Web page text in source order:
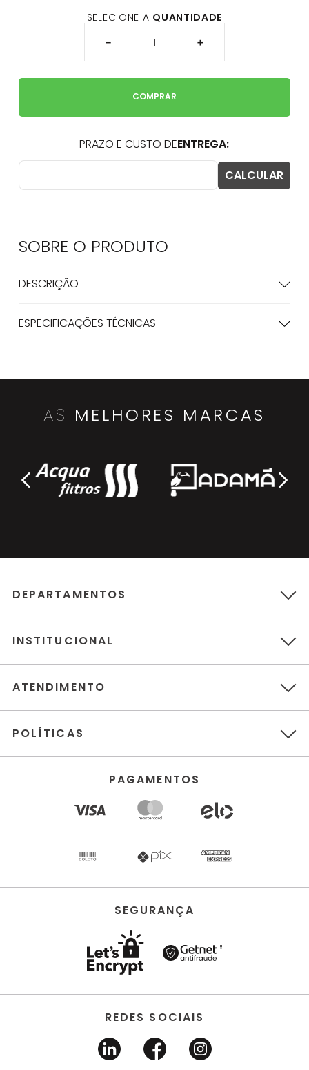
SELECIONE A QUANTIDADE
＋
－
COMPRAR
SOBRE O PRODUTO
DESCRIÇÃO
ESPECIFICAÇÕES TÉCNICAS
AS MELHORES MARCAS
DEPARTAMENTOS
INSTITUCIONAL
ATENDIMENTO
POLÍTICAS
PAGAMENTOS
SEGURANÇA
REDES SOCIAIS